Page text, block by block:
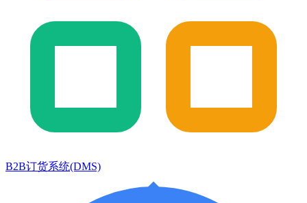
B2B订货系统(DMS)